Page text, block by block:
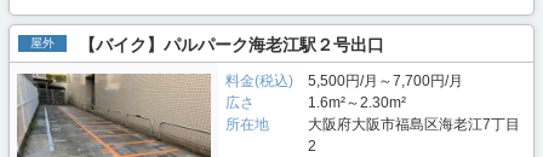
屋外 【バイク】パルパーク海老江駅２号出口
料金(税込)
5,500円/月～7,700円/月
広さ
1.6m²～2.30m²
所在地
大阪府大阪市福島区海老江7丁目
2